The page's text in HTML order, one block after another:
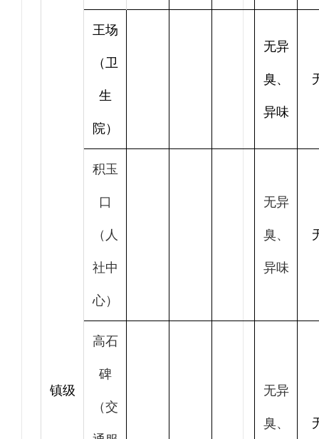
镇级
王场
（卫
生
院）
无异
臭、
异味
积玉
口
（人
社中
心）
无异
臭、
异味
高石
碑
（交
无异
臭、